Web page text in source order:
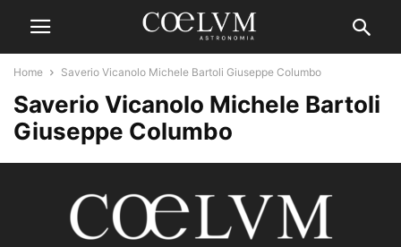
Home Saverio Vicanolo Michele Bartoli Giuseppe Columbo
Saverio Vicanolo Michele Bartoli
Giuseppe Columbo